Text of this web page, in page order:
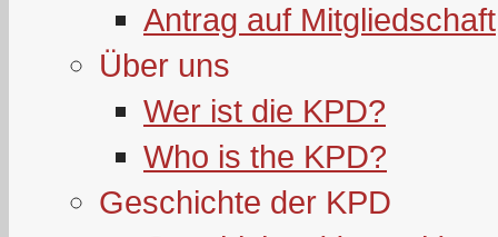
Antrag auf Mitgliedschaft
Über uns
Wer ist die KPD?
Who is the KPD?
Geschichte der KPD